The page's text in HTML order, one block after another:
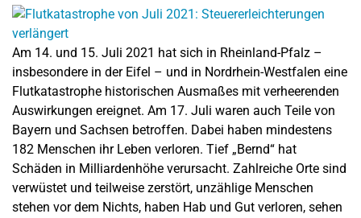
Am 14. und 15. Juli 2021 hat sich in Rheinland-Pfalz –
insbesondere in der Eifel – und in Nordrhein-Westfalen eine
Flutkatastrophe historischen Ausmaßes mit verheerenden
Auswirkungen ereignet. Am 17. Juli waren auch Teile von
Bayern und Sachsen betroffen. Dabei haben mindestens
182 Menschen ihr Leben verloren. Tief „Bernd“ hat
Schäden in Milliardenhöhe verursacht. Zahlreiche Orte sind
verwüstet und teilweise zerstört, unzählige Menschen
stehen vor dem Nichts, haben Hab und Gut verloren, sehen